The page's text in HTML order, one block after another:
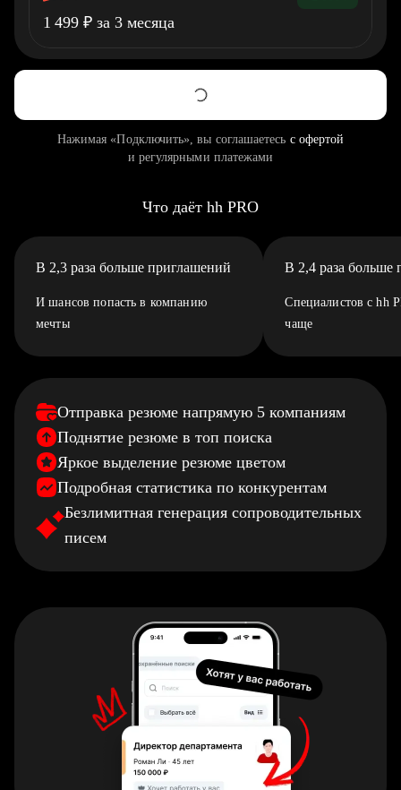
1 499 ₽ за 3 месяца
Нажимая «Подключить», вы соглашаетесь с офертой
и регулярными платежами
Что даёт hh PRO
В 2,3 раза больше приглашений
И шансов попасть в компанию
мечты
В 2,4 раза больше
Специалистов с hh
чаще
Отправка резюме напрямую 5 компаниям
Поднятие резюме в топ поиска
Яркое выделение резюме цветом
Подробная статистика по конкурентам
Безлимитная генерация сопроводительных
писем